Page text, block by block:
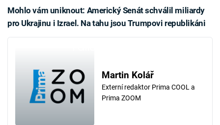
Mohlo vám uniknout: Americký Senát schválil miliardy
pro Ukrajinu i Izrael. Na tahu jsou Trumpovi republikáni
Martin Kolář
Externí redaktor Prima COOL a
Prima ZOOM